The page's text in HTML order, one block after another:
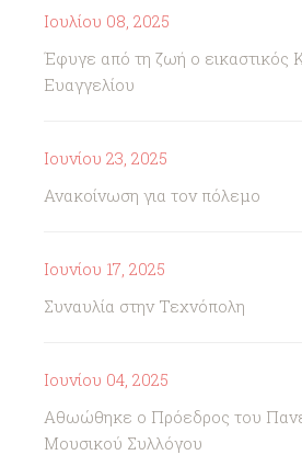
Ιουλίου 08, 2025
Έφυγε από τη ζωή ο εικαστικός
Ευαγγελίου
Ιουνίου 23, 2025
Ανακοίνωση για τον πόλεμο
Ιουνίου 17, 2025
Συναυλία στην Τεχνόπολη
Ιουνίου 04, 2025
Αθωώθηκε ο Πρόεδρος του
Μουσικού Συλλόγου